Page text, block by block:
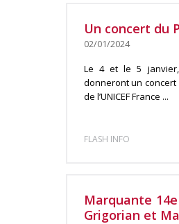
Un concert du
02/01/2024
Le 4 et le 5
donneront un concert
de l’UNICEF France ...
FLASH INFO
Marquante
Grigorian et